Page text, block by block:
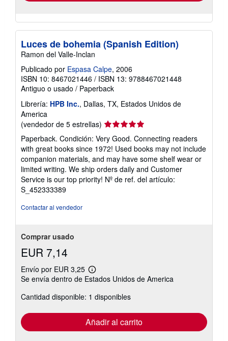
Luces de bohemia (Spanish Edition)
Ramon del Valle-Inclan
Publicado por Espasa Calpe, 2006
ISBN 10: 8467021446 / ISBN 13: 9788467021448
Antiguo o usado / Paperback
Librería: HPB Inc., Dallas, TX, Estados Unidos de
America
(vendedor de 5 estrellas) Calificación
del
vendedor:
5
de
5
estrellas
Paperback. Condición: Very Good. Connecting readers
with great books since 1972! Used books may not include
companion materials, and may have some shelf wear or
limited writing. We ship orders daily and Customer
Service is our top priority! Nº de ref. del artículo:
S_452333389
Contactar al vendedor
Comprar usado
EUR 7,14
Envío por EUR 3,25
Más
información
las
tarifas
envío
Se envía dentro de Estados Unidos de America
Cantidad disponible: 1 disponibles
Añadir al carrito